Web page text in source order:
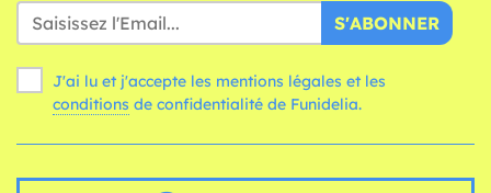
S'ABONNER
J'ai lu et j'accepte les mentions légales et les
conditions de confidentialité de Funidelia.